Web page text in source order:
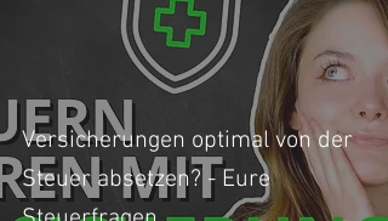
Versicherungen optimal von der
Steuer absetzen? - Eure